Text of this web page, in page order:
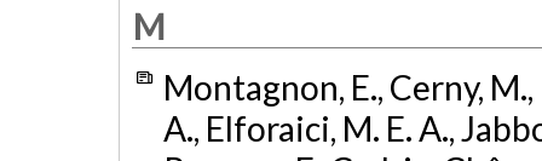
M
Montagnon, E., Cerny,
A., Elforaici, M. E. A.,